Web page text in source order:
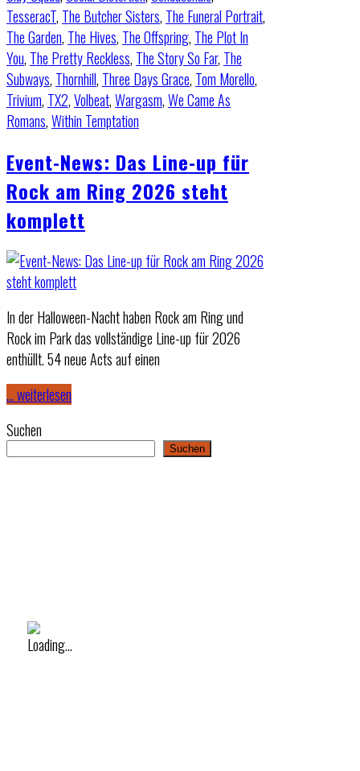
TesseracT, The Butcher Sisters, The Funeral Portrait,
The Garden, The Hives, The Offspring, The Plot In
You, The Pretty Reckless, The Story So Far, The
Subways, Thornhill, Three Days Grace, Tom Morello,
Trivium, TX2,Volbeat,Wargasm,We Came As
Romans,Within Temptation
Event-News: Das Line-up für
Rock am Ring 2026 steht
komplett
In der Halloween-Nacht haben Rock am Ring und
Rock im Park das vollständige Line-up für 2026
enthüllt. 54 neue Acts auf einen
… weiterlesen
Suchen
Suchen